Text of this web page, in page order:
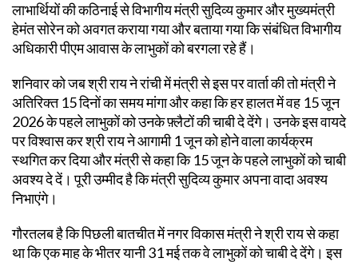
लाभार्थियों की कठिनाई से विभागीय मंत्री सुदिव्य कुमार और मुख्यमंत्री
हेमंत सोरेन को अवगत कराया गया और बताया गया कि संबंधित विभागीय
अधिकारी पीएम आवास के लाभुकों को बरगला रहे हैं।
शनिवार को जब श्री राय ने रांची में मंत्री से इस पर वार्ता की तो मंत्री ने
अतिरिक्त 15 दिनों का समय मांगा और कहा कि हर हालत में वह 15 जून
2026 के पहले लाभुकों को उनके फ़्लैटों की चाबी दे देंगे। उनके इस वायदे
पर विश्वास कर श्री राय ने आगामी 1 जून को होने वाला कार्यक्रम
स्थगित कर दिया और मंत्री से कहा कि 15 जून के पहले लाभुकों को चाबी
अवश्य दे दें। पूरी उम्मीद है कि मंत्री सुदिव्य कुमार अपना वादा अवश्य
निभाएंगे।
गौरतलब है कि पिछली बातचीत में नगर विकास मंत्री ने श्री राय से कहा
था कि एक माह के भीतर यानी 31 मई तक वे लाभुकों को चाबी दे देंगे। इस